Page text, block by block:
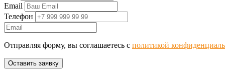
Email
Телефон
Отправляя форму, вы соглашаетесь с политикой